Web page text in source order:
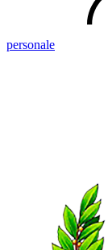
personale